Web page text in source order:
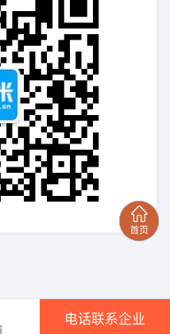
电话联系企业